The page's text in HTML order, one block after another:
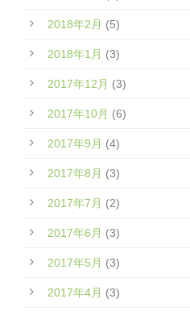
2018年2月 (5)
2018年1月 (3)
2017年12月 (3)
2017年10月 (6)
2017年9月 (4)
2017年8月 (3)
2017年7月 (2)
2017年6月 (3)
2017年5月 (3)
2017年4月 (3)